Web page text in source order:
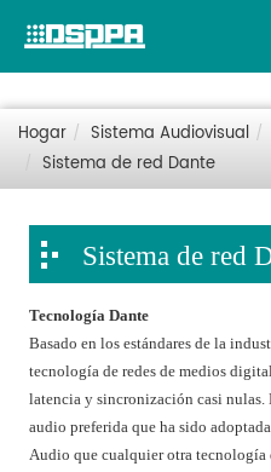
Hogar Sistema Audiovisual
Sistema de red Dante
Sistema de red
Tecnología Dante
Basado en los estándares de la
tecnología de redes de medios
latencia y sincronización casi nulas.
audio preferida que ha sido
Audio que cualquier otra tecnología